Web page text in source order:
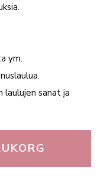
ym.
laulujen sanat ja